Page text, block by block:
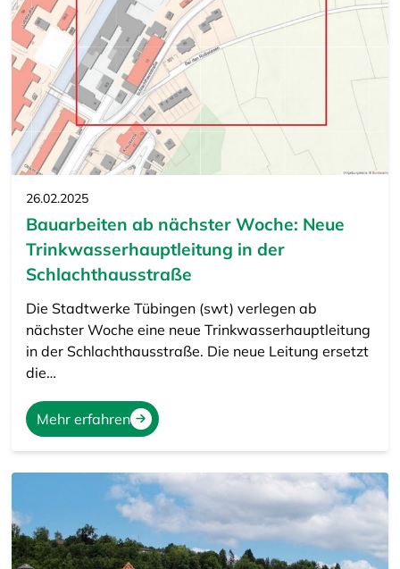
26.02.2025
Bauarbeiten ab nächster Woche: Neue
Trinkwasserhauptleitung in der
Schlachthausstraße
Die Stadtwerke Tübingen (swt) verlegen ab
nächster Woche eine neue Trinkwasserhauptleitung
in der Schlachthausstraße. Die neue Leitung ersetzt
die…
Mehr erfahren